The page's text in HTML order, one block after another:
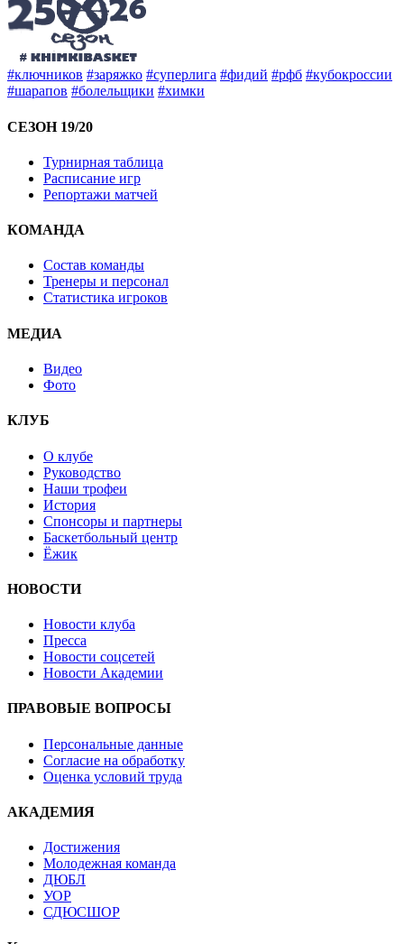
#ключников #заряжко #суперлига #фидий #рфб #кубокроссии
#шарапов #болельщики #химки
СЕЗОН 19/20
Турнирная таблица
Расписание игр
Репортажи матчей
КОМАНДА
Состав команды
Тренеры и персонал
Статистика игроков
МЕДИА
Видео
Фото
КЛУБ
О клубе
Руководство
Наши трофеи
История
Спонсоры и партнеры
Баскетбольный центр
Ёжик
НОВОСТИ
Новости клуба
Пресса
Новости соцсетей
Новости Академии
ПРАВОВЫЕ ВОПРОСЫ
Персональные данные
Согласие на обработку
Оценка условий труда
АКАДЕМИЯ
Достижения
Молодежная команда
ДЮБЛ
УОР
СДЮСШОР